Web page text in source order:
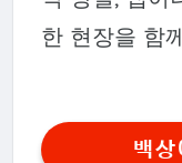
한 현장을 함
백